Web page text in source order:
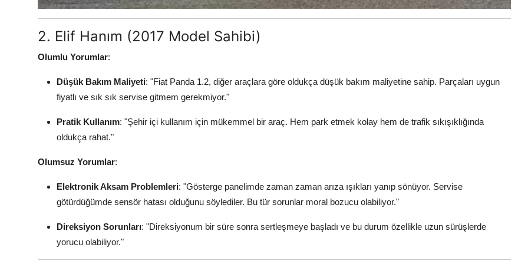
2. Elif Hanım (2017 Model Sahibi)
Olumlu Yorumlar:
Düşük Bakım Maliyeti: "Fiat Panda 1.2, diğer araçlara göre oldukça düşük bakım maliyetine sahip. Parçaları uygun
fiyatlı ve sık sık servise gitmem gerekmiyor."
Pratik Kullanım: "Şehir içi kullanım için mükemmel bir araç. Hem park etmek kolay hem de trafik sıkışıklığında
oldukça rahat."
Olumsuz Yorumlar:
Elektronik Aksam Problemleri: "Gösterge panelimde zaman zaman arıza ışıkları yanıp sönüyor. Servise
götürdüğümde sensör hatası olduğunu söylediler. Bu tür sorunlar moral bozucu olabiliyor."
Direksiyon Sorunları: "Direksiyonum bir süre sonra sertleşmeye başladı ve bu durum özellikle uzun sürüşlerde
yorucu olabiliyor."